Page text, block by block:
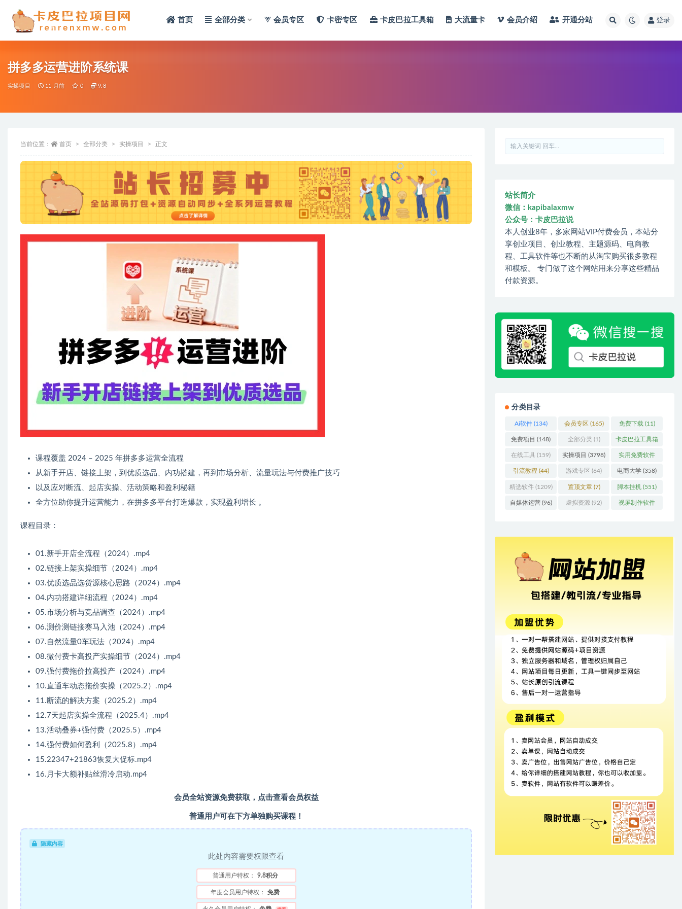
首页 全部分类 会员专区 卡密专区 卡皮巴拉工具箱 大流量卡 会员介绍 开通分站 登录
拼多多运营进阶系统课
实操项目 11 月前 0 9.8
当前位置： 首页 全部分类 实操项目 正文
课程覆盖 2024 – 2025 年拼多多运营全流程
从新手开店、链接上架，到优质选品、内功搭建，再到市场分析、流量玩法与付费推广技巧
以及应对断流、起店实操、活动策略和盈利秘籍
全方位助你提升运营能力，在拼多多平台打造爆款，实现盈利增长 。
课程目录：
01.新手开店全流程（2024）.mp4
02.链接上架实操细节（2024）.mp4
03.优质选品选货源核心思路（2024）.mp4
04.内功搭建详细流程（2024）.mp4
05.市场分析与竞品调查（2024）.mp4
06.测价测链接赛马入池（2024）.mp4
07.自然流量0车玩法（2024）.mp4
08.微付费卡高投产实操细节（2024）.mp4
09.强付费拖价拉高投产（2024）.mp4
10.直通车动态拖价实操（2025.2）.mp4
11.断流的解决方案（2025.2）.mp4
12.7天起店实操全流程（2025.4）.mp4
13.活动叠券+强付费（2025.5）.mp4
14.强付费如何盈利（2025.8）.mp4
15.22347+21863恢复大促标.mp4
16.月卡大额补贴丝滑冷启动.mp4
会员全站资源免费获取， 点击查看会员权益
普通用户可在下方单独购买课程！
隐藏内容
此处内容需要权限查看
普通用户特权： 9.8积分
年度会员用户特权： 免费
站长简介
微信：kapibalaxmw
公众号：卡皮巴拉说
本人创业8年，多家网站VIP付费会员，本站分
享创业项目、创业教程、主题源码、电商教
程、工具软件等也不断的从淘宝购买很多教程
和模板。 专门做了这个网站用来分享这些精品
付款资源。
分类目录
Ai软件(134) 会员专区 (165) 免费下载 (11)
免费项目 (148) 全部分类(1) 卡皮巴拉工具箱
(3)
在线工具 (159) 实操项目 (3798) 实用免费软件
(415)
引流教程 (44) 游戏专区 (64) 电商大学 (358)
精选软件(1209) 置顶文章(7) 脚本挂机 (551)
自媒体运营(96) 虚拟资源 (92) 视屏制作软件